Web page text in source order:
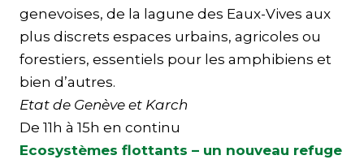
genevoises, de la lagune des Eaux-Vives aux
plus discrets espaces urbains, agricoles ou
forestiers, essentiels pour les amphibiens et
bien d’autres.
Etat de Genève et Karch
De 11h à 15h en continu
Ecosystèmes flottants – un nouveau refuge